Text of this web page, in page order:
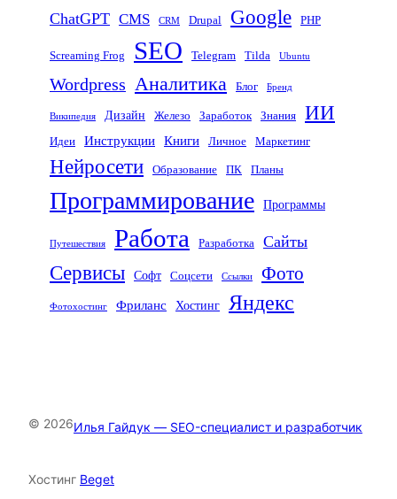
ChatGPT CMS CRM Drupal Google PHP
Screaming Frog SEO Telegram Tilda Ubuntu
Wordpress Аналитика Блог Бренд
Википедия Дизайн Железо Заработок Знания ИИ
Идеи Инструкции Книги Личное Маркетинг
Нейросети Образование ПК Планы
Программирование Программы
Путешествия Работа Разработка Сайты
Сервисы Софт Соцсети Ссылки Фото
Фотохостинг Фриланс Хостинг Яндекс
© 2026Илья Гайдук — SEO-специалист и разработчик
Хостинг Beget